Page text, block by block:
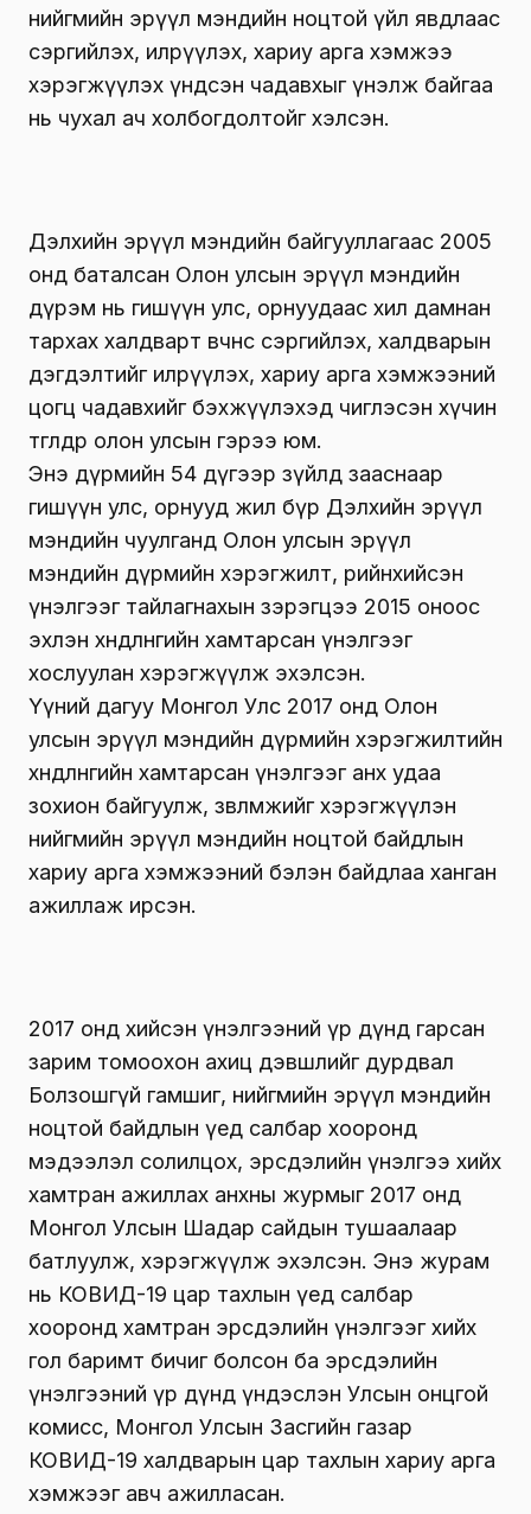
нийгмийн эрүүл мэндийн ноцтой үйл явдлаас
сэргийлэх, илрүүлэх, хариу арга хэмжээ
хэрэгжүүлэх үндсэн чадавхыг үнэлж байгаа
нь чухал ач холбогдолтойг хэлсэн.
Дэлхийн эрүүл мэндийн байгууллагаас 2005
онд баталсан Олон улсын эрүүл мэндийн
дүрэм нь гишүүн улс, орнуудаас хил дамнан
тархах халдварт өвчнөөс сэргийлэх, халдварын
дэгдэлтийг илрүүлэх, хариу арга хэмжээний
цогц чадавхийг бэхжүүлэхэд чиглэсэн хүчин
төгөлдөр олон улсын гэрээ юм.
Энэ дүрмийн 54 дүгээр зүйлд зааснаар
гишүүн улс, орнууд жил бүр Дэлхийн эрүүл
мэндийн чуулганд Олон улсын эрүүл
мэндийн дүрмийн хэрэгжилт, өөрийнхийсэн
үнэлгээг тайлагнахын зэрэгцээ 2015 оноос
эхлэн хөндлөнгийн хамтарсан үнэлгээг
хослуулан хэрэгжүүлж эхэлсэн.
Үүний дагуу Монгол Улс 2017 онд Олон
улсын эрүүл мэндийн дүрмийн хэрэгжилтийн
хөндлөнгийн хамтарсан үнэлгээг анх удаа
зохион байгуулж, зөвлөмжийг хэрэгжүүлэн
нийгмийн эрүүл мэндийн ноцтой байдлын
хариу арга хэмжээний бэлэн байдлаа ханган
ажиллаж ирсэн.
2017 онд хийсэн үнэлгээний үр дүнд гарсан
зарим томоохон ахиц дэвшлийг дурдвал
Болзошгүй гамшиг, нийгмийн эрүүл мэндийн
ноцтой байдлын үед салбар хооронд
мэдээлэл солилцох, эрсдэлийн үнэлгээ хийх
хамтран ажиллах анхны журмыг 2017 онд
Монгол Улсын Шадар сайдын тушаалаар
батлуулж, хэрэгжүүлж эхэлсэн. Энэ журам
нь КОВИД-19 цар тахлын үед салбар
хооронд хамтран эрсдэлийн үнэлгээг хийх
гол баримт бичиг болсон ба эрсдэлийн
үнэлгээний үр дүнд үндэслэн Улсын онцгой
комисс, Монгол Улсын Засгийн газар
КОВИД-19 халдварын цар тахлын хариу арга
хэмжээг авч ажилласан.